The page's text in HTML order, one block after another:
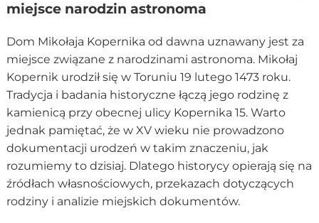
miejsce narodzin astronoma
Dom Mikołaja Kopernika od dawna uznawany jest za
miejsce związane z narodzinami astronoma. Mikołaj
Kopernik urodził się w Toruniu 19 lutego 1473 roku.
Tradycja i badania historyczne łączą jego rodzinę z
kamienicą przy obecnej ulicy Kopernika 15. Warto
jednak pamiętać, że w XV wieku nie prowadzono
dokumentacji urodzeń w takim znaczeniu, jak
rozumiemy to dzisiaj. Dlatego historycy opierają się na
źródłach własnościowych, przekazach dotyczących
rodziny i analizie miejskich dokumentów.